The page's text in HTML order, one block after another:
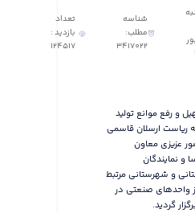
شناسه
مطلب:
3417022
تعداد
بازدید :
124517
و رفع موانع تولید
ریاست ارسلان قاسمی
عزیزی معاون
و نمایندگان
و شهرستانی مرتبط
واحدهای صنعتی در
گردید.